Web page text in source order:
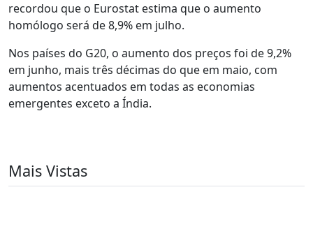
recordou que o Eurostat estima que o aumento
homólogo será de 8,9% em julho.
Nos países do G20, o aumento dos preços foi de 9,2%
em junho, mais três décimas do que em maio, com
aumentos acentuados em todas as economias
emergentes exceto a Índia.
Mais Vistas